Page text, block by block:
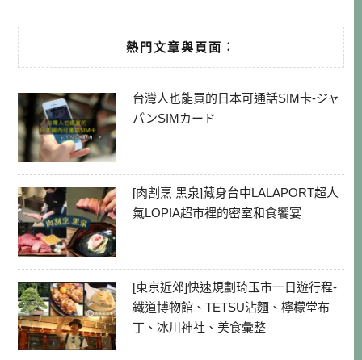
熱門文章與頁面︰
台灣人也能買的日本可通話SIM卡-ジャ
パンSIMカード
[肉割烹 黑泉]藏身台中LALAPORT超人
氣LOPIA超市裡的密室和食饗宴
[東京近郊]快速規劃琦玉市一日遊行程-
鐵道博物館、TETSU沾麵、檸檬堂布
丁、冰川神社、美食彙整